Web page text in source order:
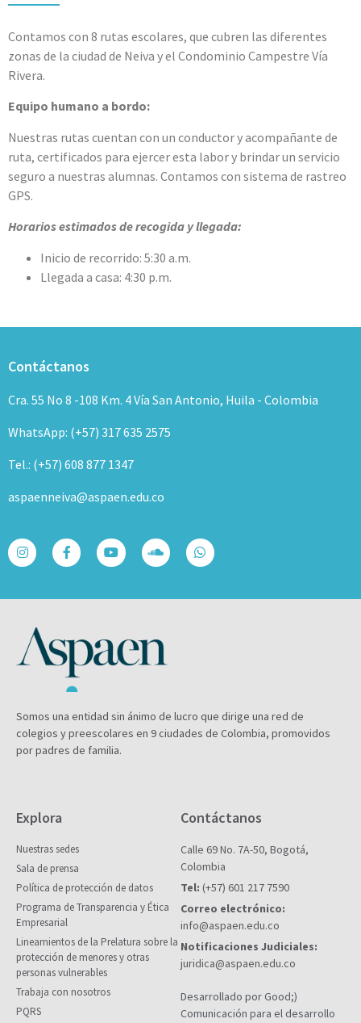
Contamos con 8 rutas escolares, que cubren las diferentes
zonas de la ciudad de Neiva y el Condominio Campestre Vía
Rivera.
Equipo humano a bordo:
Nuestras rutas cuentan con un conductor y acompañante de
ruta, certificados para ejercer esta labor y brindar un servicio
seguro a nuestras alumnas. Contamos con sistema de rastreo
GPS.
Horarios estimados de recogida y llegada:
Inicio de recorrido: 5:30 a.m.
Llegada a casa: 4:30 p.m.
Contáctanos
Cra. 55 No 8 -108 Km. 4 Vía San Antonio, Huila - Colombia
WhatsApp: (+57) 317 635 2575
Tel.: (+57) 608 877 1347
aspaenneiva@aspaen.edu.co
Somos una entidad sin ánimo de lucro que dirige una red de
colegios y preescolares en 9 ciudades de Colombia, promovidos
por padres de familia.
Explora
Nuestras sedes
Sala de prensa
Política de protección de datos
Programa de Transparencia y Ética
Empresarial
Lineamientos de la Prelatura sobre la
protección de menores y otras
personas vulnerables
Trabaja con nosotros
PQRS
Contáctanos
Calle 69 No. 7A-50, Bogotá,
Colombia
Tel: (+57) 601 217 7590
Correo electrónico:
info@aspaen.edu.co
Notificaciones Judiciales:
juridica@aspaen.edu.co
Desarrollado por Good;)
Comunicación para el desarrollo